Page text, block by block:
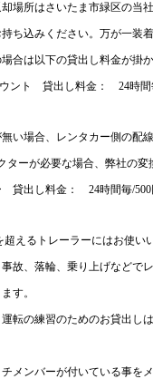
場所はさいたま市緑区の当社
ち込みください。万が一装
合は以下の貸出し料金が掛
ト　貸出し料金：　24時間
い場合、レンタカー側の配
ターが必要な場合、弊社の
出し料金：　24時間毎/500
えるトレーラーにはお使い
故、落輪、乗り上げなどで
す。
転の練習のためのお貸出し
メンバーが付いている事を